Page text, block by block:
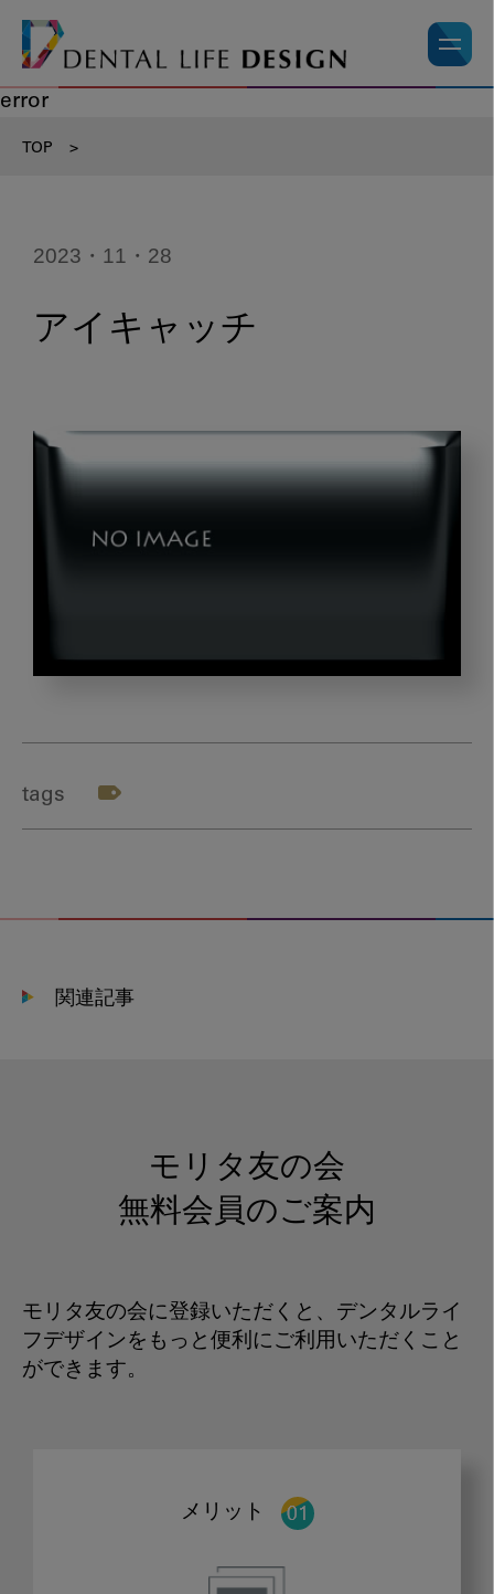
error
TOP >
2023・11・28
アイキャッチ
キ
ッ
チ
tags
関連記事
モリタ友の会
無料会員のご案内
モリタ友の会に登録いただくと、デンタルライ
フデザインをもっと便利にご利用いただくこと
ができます。
メリット